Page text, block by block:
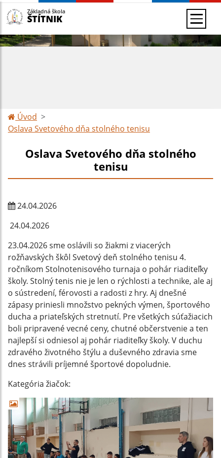
Základná škola
ŠTÍTNIK
Úvod
Oslava Svetového dňa stolného tenisu
Oslava Svetového dňa stolného
tenisu
24.04.2026
24.04.2026
23.04.2026 sme oslávili so žiakmi z viacerých
rožňavských škôl Svetový deň stolného tenisu 4.
ročníkom Stolnotenisového turnaja o pohár riaditeľky
školy. Stolný tenis nie je len o rýchlosti a technike, ale aj
o sústredení, férovosti a radosti z hry. Aj dnešné
zápasy priniesli množstvo pekných výmen, športového
ducha a priateľských stretnutí. Pre všetkých súťažiacich
boli pripravené vecné ceny, chutné občerstvenie a ten
najlepší si odniesol aj pohár riaditeľky školy. V duchu
zdravého životného štýlu a duševného zdravia sme
dnes strávili príjemné športové dopoludnie.
Kategória žiačok: